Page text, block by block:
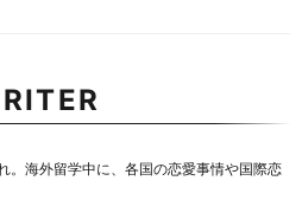
。海外留学中に、各国の恋愛事情や国際恋